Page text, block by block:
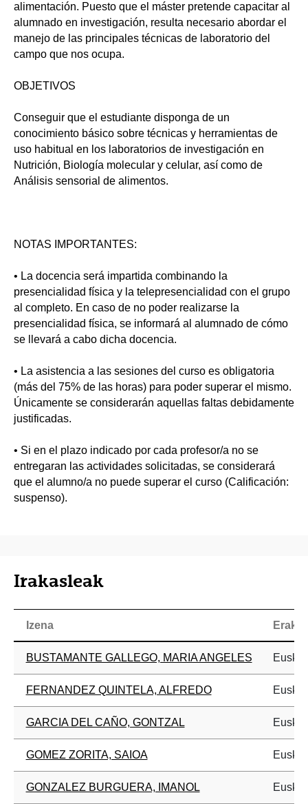
alimentación. Puesto que el máster pretende capacitar al
alumnado en investigación, resulta necesario abordar el
manejo de las principales técnicas de laboratorio del
campo que nos ocupa.
OBJETIVOS
Conseguir que el estudiante disponga de un
conocimiento básico sobre técnicas y herramientas de
uso habitual en los laboratorios de investigación en
Nutrición, Biología molecular y celular, así como de
Análisis sensorial de alimentos.
NOTAS IMPORTANTES:
• La docencia será impartida combinando la
presencialidad física y la telepresencialidad con el grupo
al completo. En caso de no poder realizarse la
presencialidad física, se informará al alumnado de cómo
se llevará a cabo dicha docencia.
• La asistencia a las sesiones del curso es obligatoria
(más del 75% de las horas) para poder superar el mismo.
Únicamente se considerarán aquellas faltas debidamente
justificadas.
• Si en el plazo indicado por cada profesor/a no se
entregaran las actividades solicitadas, se considerará
que el alumno/a no puede superar el curso (Calificación:
suspenso).
Irakasleak
Izena
BUSTAMANTE GALLEGO, MARIA ANGELES
FERNANDEZ QUINTELA, ALFREDO
GARCIA DEL CAÑO, GONTZAL
GOMEZ ZORITA, SAIOA
GONZALEZ BURGUERA, IMANOL